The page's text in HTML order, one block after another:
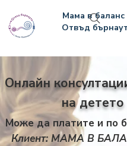
Мама в баланс
Отвъд бърнаут
Онлайн
на детето
Може да платите и по
Клиент: МАМА В